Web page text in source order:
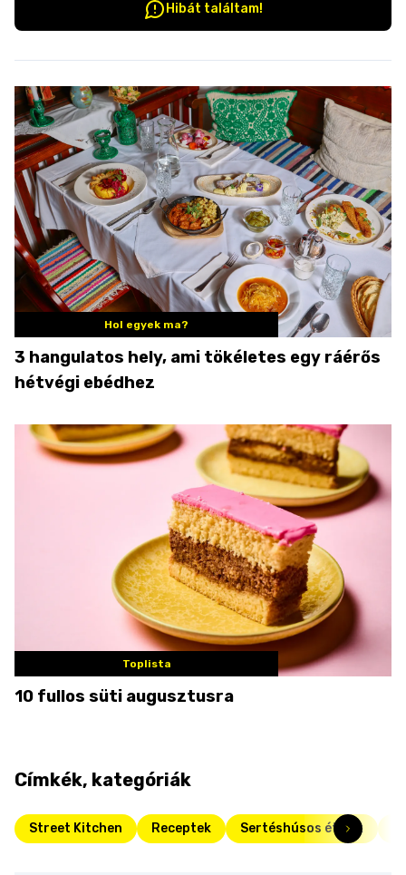
Hibát találtam!
Hol egyek ma?
3 hangulatos hely, ami tökéletes egy ráérős
hétvégi ebédhez
Toplista
10 fullos süti augusztusra
Címkék, kategóriák
Street Kitchen Receptek Sertéshúsos ételek